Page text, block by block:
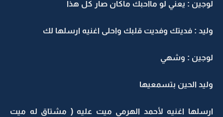
لوجين : يعني لو مااحبك ماكان صار كل هذا
وليد : فديتك وفديت قلبك واحلى اغنيه ارسلها لك
لوجين : وشهي
وليد الحين بتسمعيها
ارسلها اغنيه لأحمد الهرمي ميت عليه ( مشتاق له ميت